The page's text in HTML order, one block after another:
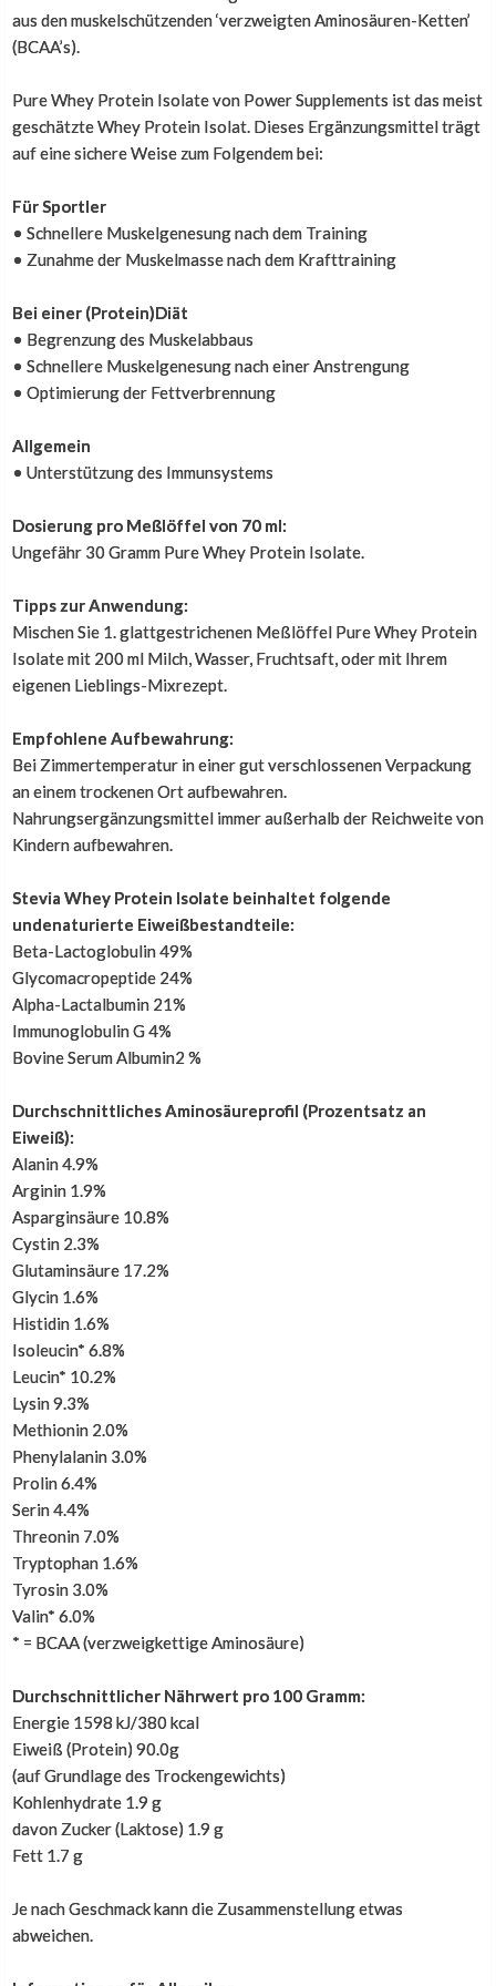
aus den muskelschützenden ‘verzweigten Aminosäuren-Ketten’
(BCAA’s).
Pure Whey Protein Isolate von Power Supplements ist das meist
geschätzte Whey Protein Isolat. Dieses Ergänzungsmittel trägt
auf eine sichere Weise zum Folgendem bei:
Für Sportler
• Schnellere Muskelgenesung nach dem Training
• Zunahme der Muskelmasse nach dem Krafttraining
Bei einer (Protein)Diät
• Begrenzung des Muskelabbaus
• Schnellere Muskelgenesung nach einer Anstrengung
• Optimierung der Fettverbrennung
Allgemein
• Unterstützung des Immunsystems
Dosierung pro Meßlöffel von 70 ml:
Ungefähr 30 Gramm Pure Whey Protein Isolate.
Tipps zur Anwendung:
Mischen Sie 1. glattgestrichenen Meßlöffel Pure Whey Protein
Isolate mit 200 ml Milch, Wasser, Fruchtsaft, oder mit Ihrem
eigenen Lieblings-Mixrezept.
Empfohlene Aufbewahrung:
Bei Zimmertemperatur in einer gut verschlossenen Verpackung
an einem trockenen Ort aufbewahren.
Nahrungsergänzungsmittel immer außerhalb der Reichweite von
Kindern aufbewahren.
Stevia Whey Protein Isolate beinhaltet folgende
undenaturierte Eiweißbestandteile:
Beta-Lactoglobulin 49%
Glycomacropeptide 24%
Alpha-Lactalbumin 21%
Immunoglobulin G 4%
Bovine Serum Albumin2 %
Durchschnittliches Aminosäureprofil (Prozentsatz an
Eiweiß):
Alanin 4.9%
Arginin 1.9%
Asparginsäure 10.8%
Cystin 2.3%
Glutaminsäure 17.2%
Glycin 1.6%
Histidin 1.6%
Isoleucin* 6.8%
Leucin* 10.2%
Lysin 9.3%
Methionin 2.0%
Phenylalanin 3.0%
Prolin 6.4%
Serin 4.4%
Threonin 7.0%
Tryptophan 1.6%
Tyrosin 3.0%
Valin* 6.0%
* = BCAA (verzweigkettige Aminosäure)
Durchschnittlicher Nährwert pro 100 Gramm:
Energie 1598 kJ/380 kcal
Eiweiß (Protein) 90.0g
(auf Grundlage des Trockengewichts)
Kohlenhydrate 1.9 g
davon Zucker (Laktose) 1.9 g
Fett 1.7 g
Je nach Geschmack kann die Zusammenstellung etwas
abweichen.
Super, dass es jetzt Produkte gibt die mit Stevia gesüßt
wurden.
Dieses Kommentar wurde von unserem niederlï¿½ndischen Hauptshop
automatisch uebersetzt
Guter Geschmack
Letzte Woche Whey Protein Stevia Wald-Erdbeere
gekauft, um es auszuprobieren.
Wollte nur kurz wissen lassen, dass ich sehr zufrieden
bin.
Geschmack durch Früchte oder durch
sucralose/aspartam enthaltene Eiweiße hinzufügen
Dieses Kommentar wurde von unserem niederlï¿½ndischen Hauptshop
Nicht so sicher
,25. Juli 2016
Zum ersten Mal die Stevia Variante bestellt? Super
schnell bei mir zuhause! Bei dem Geschmack bin ich mir
nicht so sicher, finde Vanille nicht lecker.. aber vielleicht
nur weil ich an die normalen gewöhnt bin.. Nase zu und
normalen bestellen ;)
Dieses Kommentar wurde von unserem niederlï¿½ndischen Hauptshop
automatisch uebersetzt
,25. September 2015
Prima whey, löst sich sehr gut auf, Preis ist gut. Prima
Dosierung. Geschmack ist auch gut! Ausgezeichnete
Auswahl an Powersupplementen mit eine Alternative für
Süßstoff; Stevia.
gemischt, mit der Zeit wird dies langweilig. Jetzt
kombiniere ich Buscherdbeere Stevia mit 500 ml
Fruchtsaft. Ideal!
In Kombination mit dem Casein ein perfektes Duo für
Muskelwachstum und Herstellung.
Dieses Kommentar wurde von unserem niederlï¿½ndischen Hauptshop
automatisch uebersetzt
Stevia als Süßstoff
Gute Idee Stevia als Süßstoff zu benutzen. Dieses whey
hat den besten Geschmack von allen Sorten, die ich
ausprobiert habe.
Dieses Kommentar wurde von unserem niederlï¿½ndischen Hauptshop
automatisch uebersetzt
Vanille Stevia